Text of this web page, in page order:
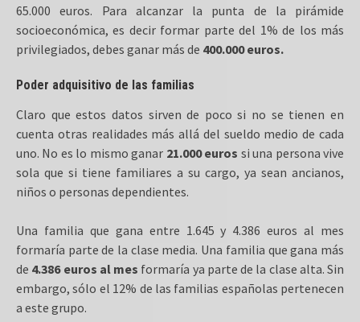
65.000 euros. Para alcanzar la punta de la pirámide
socioeconómica, es decir formar parte del 1% de los más
privilegiados, debes ganar más de 400.000 euros.
Poder adquisitivo de las familias
Claro que estos datos sirven de poco si no se tienen en
cuenta otras realidades más allá del sueldo medio de cada
uno. No es lo mismo ganar 21.000 euros si una persona vive
sola que si tiene familiares a su cargo, ya sean ancianos,
niños o personas dependientes.
Una familia que gana entre 1.645 y 4.386 euros al mes
formaría parte de la clase media. Una familia que gana más
de 4.386 euros al mes formaría ya parte de la clase alta. Sin
embargo, sólo el 12% de las familias españolas pertenecen
a este grupo.